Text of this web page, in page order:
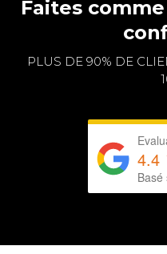
Faites
PLUS DE 90% DE
4.4
Basé